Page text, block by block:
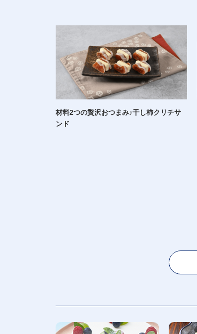
材料2つの贅沢おつまみ♪干し柿クリチサ
ンド